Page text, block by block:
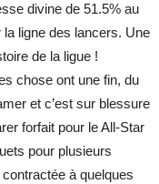
divine de 51.5% au
ligne des lancers. Une
de la ligue !
chose ont une fin, du
et c’est sur blessure
forfait pour le All-Star
pour plusieurs
à quelques